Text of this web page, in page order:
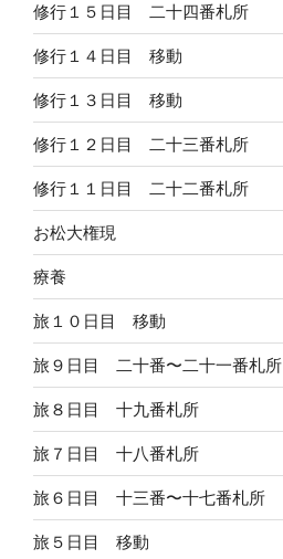
修行１５日目 二十四番札所
修行１４日目 移動
修行１３日目 移動
修行１２日目 二十三番札所
修行１１日目 二十二番札所
お松大権現
療養
旅１０日目 移動
旅９日目 二十番〜二十一番札所
旅８日目 十九番札所
旅７日目 十八番札所
旅６日目 十三番〜十七番札所
旅５日目 移動